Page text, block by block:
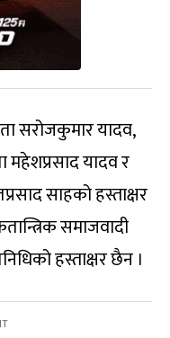
सरोजकुमार यादव,
यादव र
साहको हस्ताक्षर
समाजवादी
हस्ताक्षर छैन ।